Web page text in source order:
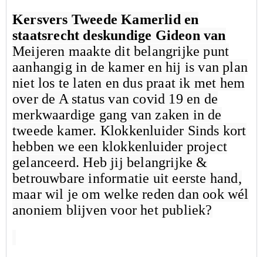
Kersvers Tweede Kamerlid en
staatsrecht deskundige Gideon van
Meijeren maakte dit belangrijke punt
aanhangig in de kamer en hij is van plan
niet los te laten en dus praat ik met hem
over de A status van covid 19 en de
merkwaardige gang van zaken in de
tweede kamer. Klokkenluider Sinds kort
hebben we een klokkenluider project
gelanceerd. Heb jij belangrijke &
betrouwbare informatie uit eerste hand,
maar wil je om welke reden dan ook wél
anoniem blijven voor het publiek?